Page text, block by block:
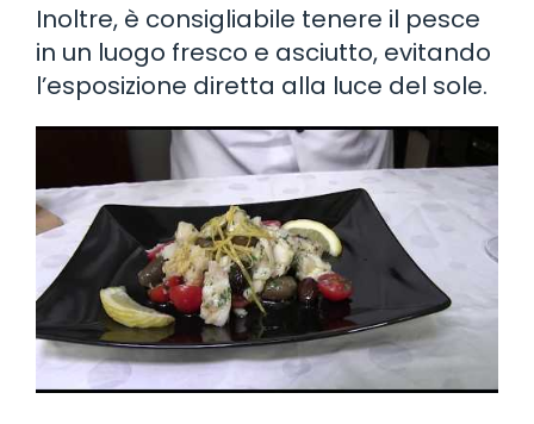
Inoltre, è consigliabile tenere il pesce
in un luogo fresco e asciutto, evitando
l’esposizione diretta alla luce del sole.